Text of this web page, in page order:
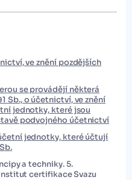
ve znění pozdějších
se provádějí některá
Sb., o účetnictví, ve znění
jednotky, které jsou
podvojného účetnictví
jednotky, které účtují
a techniky. 5.
certifikace Svazu